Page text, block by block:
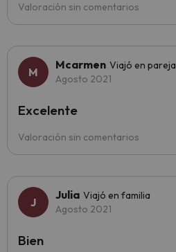
Valoración sin comentarios
Mcarmen Viajó en pareja
Agosto 2021
Valoración sin comentarios
Excelente
Julia Viajó en familia
Agosto 2021
Bien